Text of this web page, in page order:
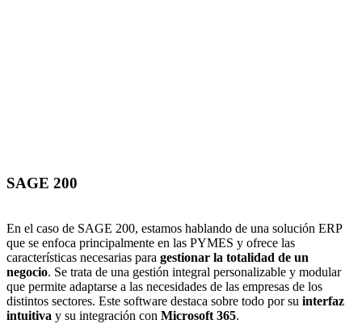
SAGE 200
En el caso de SAGE 200, estamos hablando de una solución ERP
que se enfoca principalmente en las PYMES y ofrece las
características necesarias para gestionar la totalidad de un
negocio. Se trata de una gestión integral personalizable y modular
que permite adaptarse a las necesidades de las empresas de los
distintos sectores. Este software destaca sobre todo por su interfaz
intuitiva y su integración con Microsoft 365.